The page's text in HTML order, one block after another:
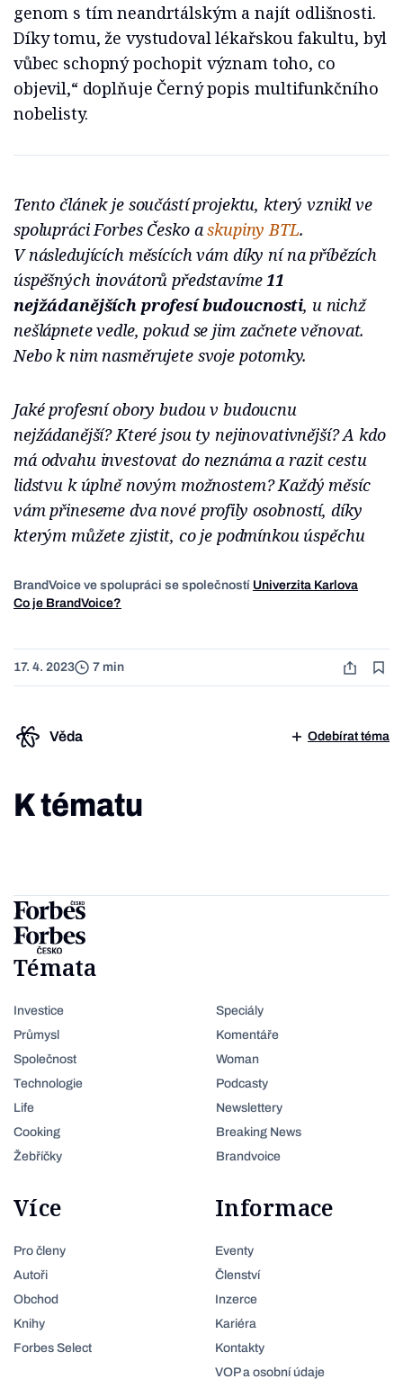
genom s tím neandrtálským a najít odlišnosti.
Díky tomu, že vystudoval lékařskou fakultu, byl
vůbec schopný pochopit význam toho, co
objevil,“ doplňuje Černý popis multifunkčního
nobelisty.
Tento článek je součástí projektu, který vznikl ve
spolupráci Forbes Česko askupiny BTL.
V následujících měsících vám díky ní na příbězích
úspěšných inovátorů představíme 11
nejžádanějších profesí budoucnosti, u nichž
nešlápnete vedle, pokud se jim začnete věnovat.
Nebo k nim nasměrujete svoje potomky.
Jaké profesní obory budou v budoucnu
nejžádanější? Které jsou ty nejinovativnější? A kdo
má odvahu investovat do neznáma a razit cestu
lidstvu k úplně novým možnostem? Každý měsíc
vám přineseme dva nové profily osobností, díky
kterým můžete zjistit, co je podmínkou úspěchu
BrandVoice ve spolupráci se společností Univerzita Karlova
Co je BrandVoice?
17. 4. 2023 7 min
Věda Odebírat téma
K tématu
Témata
Investice
Průmysl
Společnost
Technologie
Life
Cooking
Žebříčky
Speciály
Komentáře
Woman
Podcasty
Newslettery
Breaking News
Brandvoice
Více
Pro členy
Autoři
Obchod
Knihy
Forbes Select
Informace
Eventy
Členství
Inzerce
Kariéra
Kontakty
VOP a osobní údaje